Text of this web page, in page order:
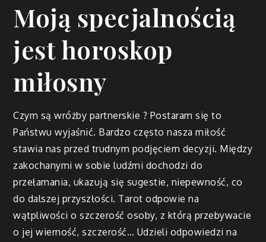
Moją specjalnością
jest horoskop
miłosny
Czym są wróżby partnerskie ? Postaram się to
Państwu wyjaśnić. Bardzo często nasza miłość
stawia nas przed trudnym podjęciem decyzji. Między
zakochanymi w sobie ludźmi dochodzi do
przełamania, ukazują się sugestie, niepewność, co
do dalszej przyszłości. Tarot odpowie na
wątpliwości o szczerość osoby, z którą przebywacie
o jej wierność, szczerość… Udzieli odpowiedzi na